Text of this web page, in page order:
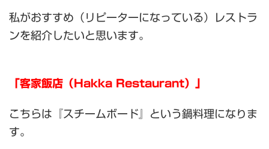
私がおすすめ（リピーターになっている）レストラ
ンを紹介したいと思います。
「客家飯店（Hakka Restaurant）」
こちらは『スチームボード』という鍋料理になりま
す。